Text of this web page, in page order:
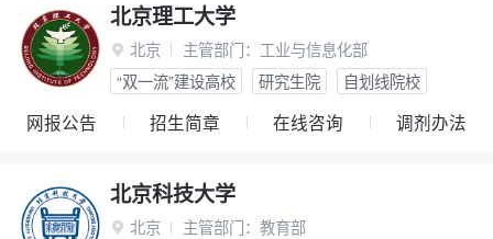
北京理工大学
 北京 主管部门： 工业与信息化部
“双一流”建设高校
研究生院 自划线院校
网报公告 招生简章 在线咨询 调剂办法
北京科技大学
 北京 主管部门： 教育部